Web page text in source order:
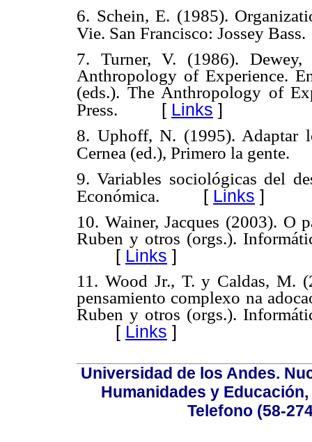
6. Schein, E. (1985).
Vie. San Francisco: Jossey Bass.
7. Turner, V. (1986).
Anthropology of Experience.
(eds.). The Anthropology of
Press. [ Links ]
8. Uphoff, N. (1995). Adaptar
Cernea (ed.), Primero la gente.
9. Variables sociológicas del
Económica. [ Links ]
10. Wainer, Jacques (2003). O
Ruben y otros (orgs.).
[ Links ]
11. Wood Jr., T. y Caldas, M.
pensamiento complexo na
Ruben y otros (orgs.).
[ Links ]
Universidad de los Andes.
Humanidades y
Telefono (58-